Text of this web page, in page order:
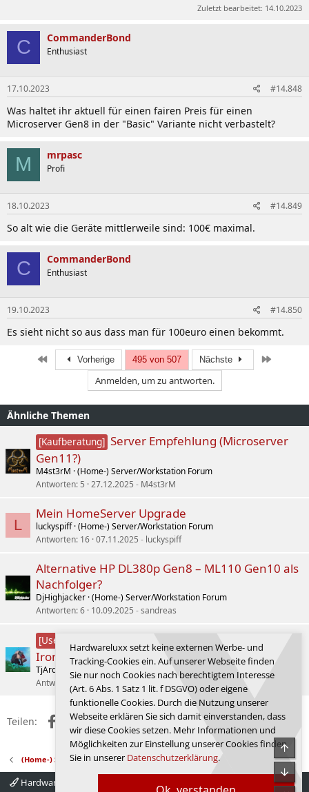
Zuletzt bearbeitet: 14.10.2023
C CommanderBond
Enthusiast
17.10.2023 #14.848
Was haltet ihr aktuell für einen fairen Preis für einen
Microserver Gen8 in der "Basic" Variante nicht verbastelt?
M mrpasc
Profi
18.10.2023 #14.849
So alt wie die Geräte mittlerweile sind: 100€ maximal.
C CommanderBond
Enthusiast
19.10.2023 #14.850
Es sieht nicht so aus dass man für 100euro einen bekommt.
Erste Vorherige 495 von 507 Nächste
Anmelden, um zu antworten.
Ähnliche Themen
[Kaufberatung] Server Empfehlung (Microserver
Gen11?)
M4st3rM (Home-) Server/Workstation Forum
Antworten 5 27.12.2025 M4st3rM
L
Mein HomeServer Upgrade
luckyspiff (Home-) Server/Workstation Forum
Antworten 16 07.11.2025 luckyspiff
Alternative HP DL380p Gen8 – ML110 Gen10 als
Nachfolger?
DjHighjacker (Home-) Server/Workstation Forum
Antworten 6 10.09.2025 sandreas
[User-Review]
IronWolf 4TB im Hardwareluxx Lesertest
TjArden
(Home-) Server/Workstation Forum
Antworten
28.07.2026 Ceiber3
Teilen: FacebookX (Twitter)
RedditWhatsApp
E-MailLink
(Home-) Server/Workstation Forum
Hardwareluxx 4.0
Hardwareluxx setzt keine externen Werbe- und
Tracking-Cookies ein. Auf unserer Webseite finden
Sie nur noch Cookies nach berechtigtem Interesse
(Art. 6 Abs. 1 Satz 1 lit. f DSGVO) oder eigene
funktionelle Cookies. Durch die Nutzung unserer
Webseite erklären Sie sich damit einverstanden, dass
wir diese Cookies setzen. Mehr Informationen und
Möglichkeiten zur Einstellung unserer Cookies finden
Sie in unserer Datenschutzerklärung.